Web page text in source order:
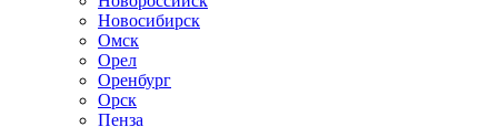
Новосибирск
Омск
Орел
Оренбург
Орск
Пенза